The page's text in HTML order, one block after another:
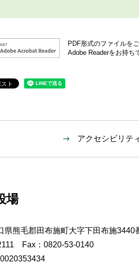
PDF形式のファイルを
Adobe Readerをお持ち
アクセシビリテ
場
県熊毛郡田布施町大字下田布施3440
Fax：0820-53-0140